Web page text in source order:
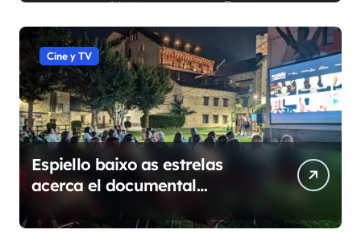
Cine y TV
Espiello baixo as estrelas
acerca el documental
etnográfico a 14 localidades
de Sobrarbe